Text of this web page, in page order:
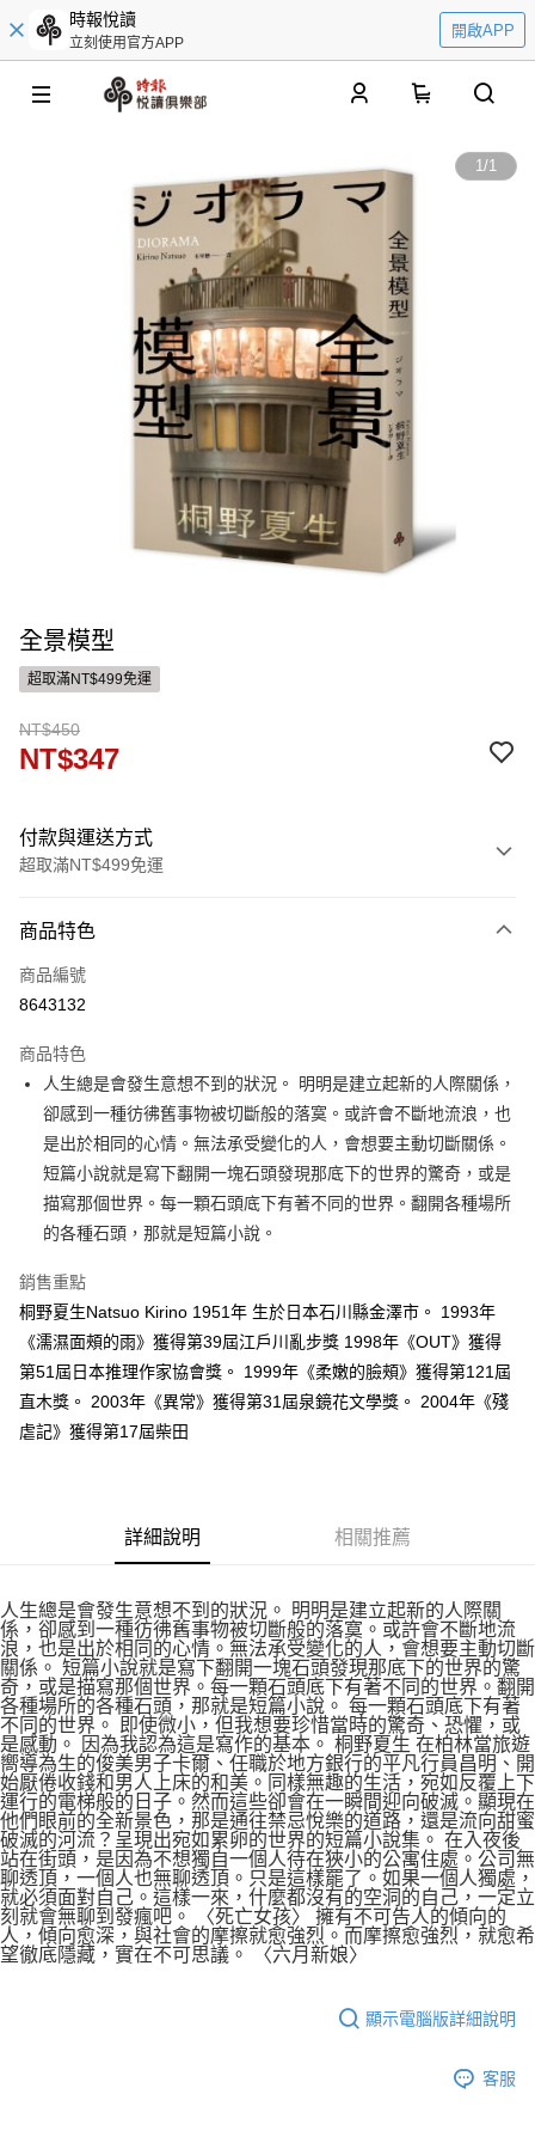
時報悅讀
立刻使用官方APP
開啟APP
1/1
全景模型
超取滿NT$499免運
NT$450
NT$347
付款與運送方式
超取滿NT$499免運
信用卡一次付款
ATM付款
運送方式
付款後全家取貨
每筆NT$60，滿NT$499(含以上)免運費
付款後7-11取貨
每筆NT$60，滿NT$499(含以上)免運費
宅配
每筆NT$100，滿NT$499(含以上)免運費
商品特色
商品編號
8643132
商品特色
人生總是會發生意想不到的狀況。 明明是建立起新的人際關係，
卻感到一種彷彿舊事物被切斷般的落寞。或許會不斷地流浪，也
是出於相同的心情。無法承受變化的人，會想要主動切斷關係。
短篇小說就是寫下翻開一塊石頭發現那底下的世界的驚奇，或是
描寫那個世界。每一顆石頭底下有著不同的世界。翻開各種場所
的各種石頭，那就是短篇小說。
銷售重點
桐野夏生Natsuo Kirino 1951年 生於日本石川縣金澤市。 1993年
《濡濕面頰的雨》獲得第39屆江戶川亂步獎 1998年《OUT》獲得
第51屆日本推理作家協會獎。 1999年《柔嫩的臉頰》獲得第121屆
直木獎。 2003年《異常》獲得第31屆泉鏡花文學獎。 2004年《殘
虐記》獲得第17屆柴田
詳細說明 相關推薦
人生總是會發生意想不到的狀況。 明明是建立起新的人際關
係，卻感到一種彷彿舊事物被切斷般的落寞。或許會不斷地流
浪，也是出於相同的心情。無法承受變化的人，會想要主動切斷
關係。 短篇小說就是寫下翻開一塊石頭發現那底下的世界的驚
奇，或是描寫那個世界。每一顆石頭底下有著不同的世界。翻開
各種場所的各種石頭，那就是短篇小說。 每一顆石頭底下有著
不同的世界。 即使微小，但我想要珍惜當時的驚奇、恐懼，或
是感動。 因為我認為這是寫作的基本。 桐野夏生 在柏林當旅遊
嚮導為生的俊美男子卡爾、任職於地方銀行的平凡行員昌明、開
始厭倦收錢和男人上床的和美。同樣無趣的生活，宛如反覆上下
運行的電梯般的日子。然而這些卻會在一瞬間迎向破滅。顯現在
他們眼前的全新景色，那是通往禁忌悅樂的道路，還是流向甜蜜
破滅的河流？呈現出宛如累卵的世界的短篇小說集。 在入夜後
站在街頭，是因為不想獨自一個人待在狹小的公寓住處。公司無
聊透頂，一個人也無聊透頂。只是這樣罷了。如果一個人獨處，
就必須面對自己。這樣一來，什麼都沒有的空洞的自己，一定立
刻就會無聊到發瘋吧。 〈死亡女孩〉 擁有不可告人的傾向的
人，傾向愈深，與社會的摩擦就愈強烈。而摩擦愈強烈，就愈希
望徹底隱藏，實在不可思議。 〈六月新娘〉
顯示電腦版詳細說明
客服